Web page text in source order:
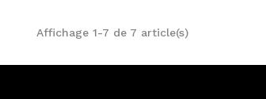
Affichage 1-7 de 7 article(s)